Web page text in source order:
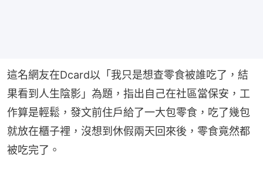
這名網友在Dcard以「我只是想查零食被誰吃了，結
果看到人生陰影」為題，指出自己在社區當保安，工
作算是輕鬆，發文前住戶給了一大包零食，吃了幾包
就放在櫃子裡，沒想到休假兩天回來後，零食竟然都
被吃完了。